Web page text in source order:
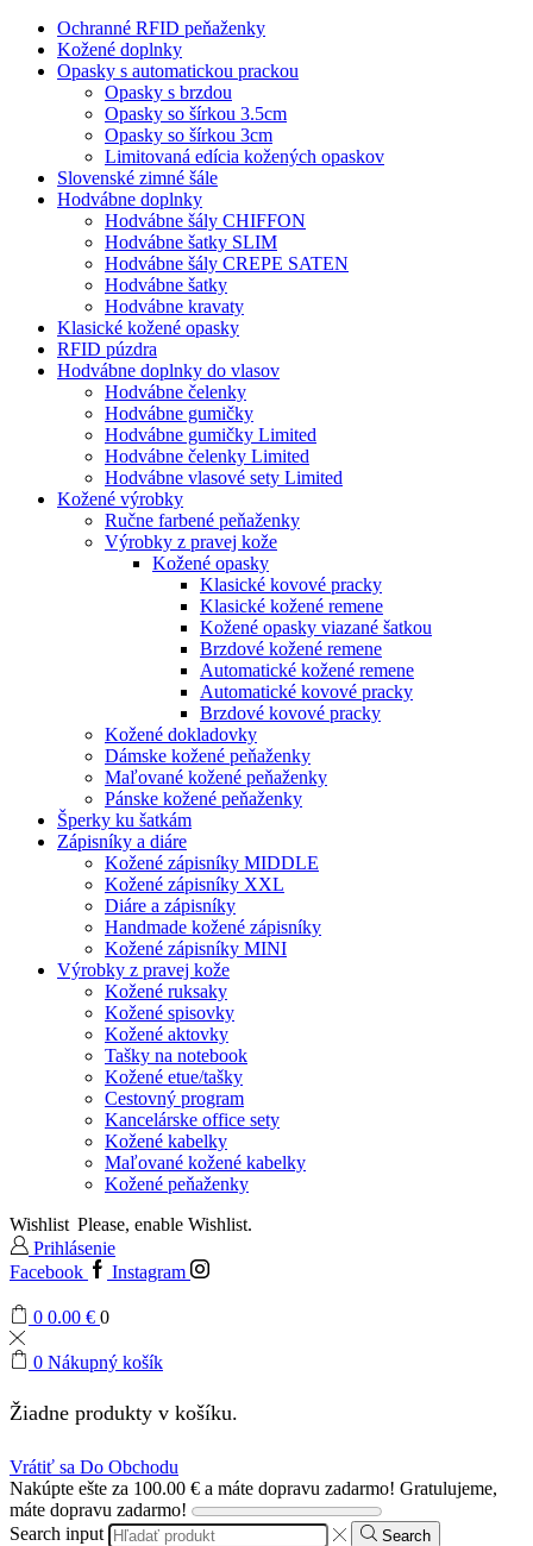
Ochranné RFID peňaženky
Kožené doplnky
Opasky s automatickou prackou
Opasky s brzdou
Opasky so šírkou 3.5cm
Opasky so šírkou 3cm
Limitovaná edícia kožených opaskov
Slovenské zimné šále
Hodvábne doplnky
Hodvábne šály CHIFFON
Hodvábne šatky SLIM
Hodvábne šály CREPE SATEN
Hodvábne šatky
Hodvábne kravaty
Klasické kožené opasky
RFID púzdra
Hodvábne doplnky do vlasov
Hodvábne čelenky
Hodvábne gumičky
Hodvábne gumičky Limited
Hodvábne čelenky Limited
Hodvábne vlasové sety Limited
Kožené výrobky
Ručne farbené peňaženky
Výrobky z pravej kože
Kožené opasky
Klasické kovové pracky
Klasické kožené remene
Kožené opasky viazané šatkou
Brzdové kožené remene
Automatické kožené remene
Automatické kovové pracky
Brzdové kovové pracky
Kožené dokladovky
Dámske kožené peňaženky
Maľované kožené peňaženky
Pánske kožené peňaženky
Šperky ku šatkám
Zápisníky a diáre
Kožené zápisníky MIDDLE
Kožené zápisníky XXL
Diáre a zápisníky
Handmade kožené zápisníky
Kožené zápisníky MINI
Výrobky z pravej kože
Kožené ruksaky
Kožené spisovky
Kožené aktovky
Tašky na notebook
Kožené etue/tašky
Cestovný program
Kancelárske office sety
Kožené kabelky
Maľované kožené kabelky
Kožené peňaženky
Wishlist Please, enable Wishlist.
Prihlásenie
Facebook
Instagram
0 0.00 € 0
0 Nákupný košík
Žiadne produkty v košíku.
Vrátiť sa Do Obchodu
Nakúpte ešte za 100.00 € a máte dopravu zadarmo! Gratulujeme,
máte dopravu zadarmo!
Search input
Search